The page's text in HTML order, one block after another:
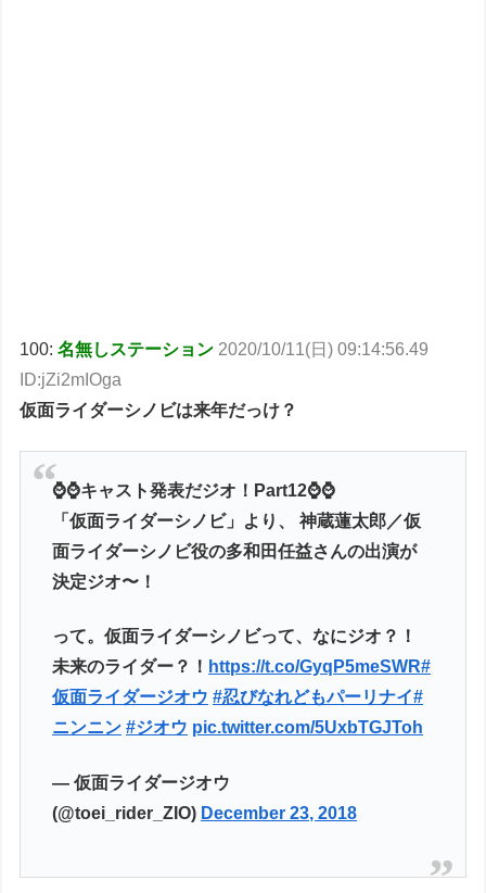
100:名無しステーション 2020/10/11(日) 09:14:56.49
ID:jZi2mIOga
仮面ライダーシノビは来年だっけ？
⌚⌚キャスト発表だジオ！Part12⌚⌚
「仮面ライダーシノビ」より、 神蔵蓮太郎／仮
面ライダーシノビ役の多和田任益さんの出演が
決定ジオ〜！
って。仮面ライダーシノビって、なにジオ？！
未来のライダー？！ https://t.co/GyqP5meSWR#
仮面ライダージオウ #忍びなれどもパーリナイ#
ニンニン #ジオウ pic.twitter.com/5UxbTGJToh
— 仮面ライダージオウ
(@toei_rider_ZIO) December 23, 2018